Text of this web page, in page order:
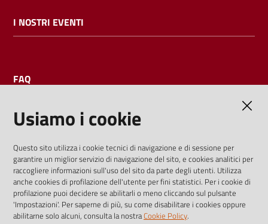
I NOSTRI EVENTI
FAQ
I dati personali pubblicati sono riutilizzabili solo alle condizioni
previste dalla direttiva comunitaria 2003/98/CE e dal d.lgs.
36/2006
Usiamo i cookie
Questo sito utilizza i cookie tecnici di navigazione e di sessione per
garantire un miglior servizio di navigazione del sito, e cookies analitici per
raccogliere informazioni sull'uso del sito da parte degli utenti. Utilizza
anche cookies di profilazione dell'utente per fini statistici. Per i cookie di
profilazione puoi decidere se abilitarli o meno cliccando sul pulsante
'Impostazioni'. Per saperne di più, su come disabilitare i cookies oppure
abilitarne solo alcuni, consulta la nostraCookie Policy.